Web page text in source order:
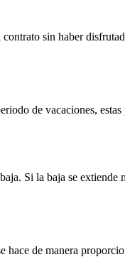
sin haber
de vacaciones,
Si la baja se
hace de manera